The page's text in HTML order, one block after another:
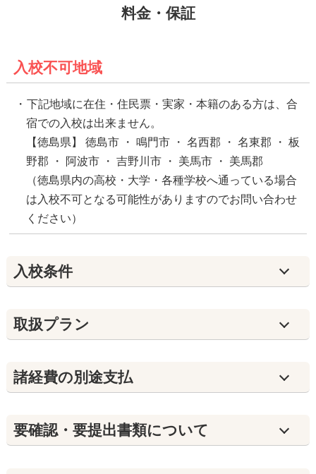
料金・保証
入校不可地域
下記地域に在住・住民票・実家・本籍のある方は、合
宿での入校は出来ません。
【徳島県】 徳島市 ・ 鳴門市 ・ 名西郡 ・ 名東郡 ・ 板
野郡 ・ 阿波市 ・ 吉野川市 ・ 美馬市 ・ 美馬郡
（徳島県内の高校・大学・各種学校へ通っている場合
は入校不可となる可能性がありますのでお問い合わせ
ください）
入校条件
取扱プラン
諸経費の別途支払
要確認・要提出書類について